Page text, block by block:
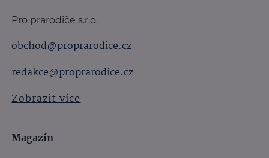
Pro prarodiče s.r.o.
obchod@proprarodice.cz
redakce@proprarodice.cz
Zobrazit více
Magazín